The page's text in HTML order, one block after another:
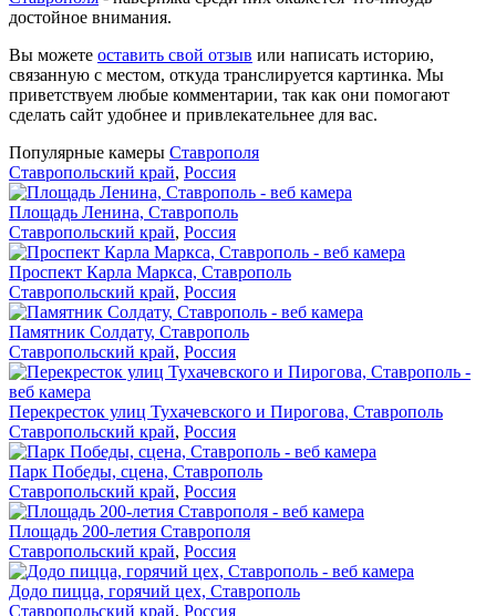
достойное внимания.
Вы можете оставить свой отзыв или написать историю,
связанную с местом, откуда транслируется картинка. Мы
приветствуем любые комментарии, так как они помогают
сделать сайт удобнее и привлекательнее для вас.
Популярные камеры Ставрополя
Ставропольский край, Россия
Площадь Ленина, Ставрополь
Ставропольский край, Россия
Проспект Карла Маркса, Ставрополь
Ставропольский край, Россия
Памятник Солдату, Ставрополь
Ставропольский край, Россия
Перекресток улиц Тухачевского и Пирогова, Ставрополь
Ставропольский край, Россия
Парк Победы, сцена, Ставрополь
Ставропольский край, Россия
Площадь 200-летия Ставрополя
Ставропольский край, Россия
Додо пицца, горячий цех, Ставрополь
Ставропольский край, Россия